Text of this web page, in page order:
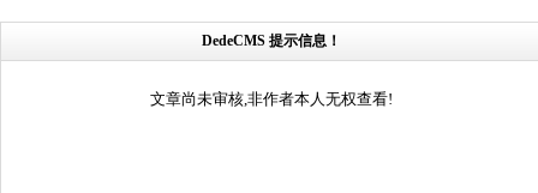
DedeCMS 提示信息！
文章尚未审核,非作者本人无权查看!